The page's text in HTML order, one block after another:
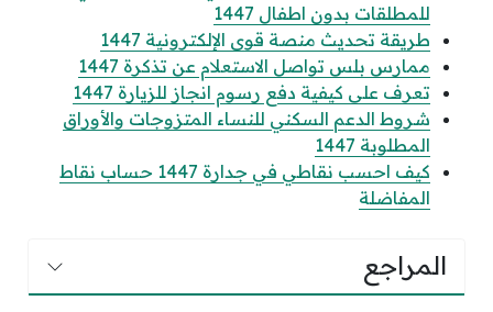
للمطلقات بدون اطفال 1447
طريقة تحديث منصة قوى الإلكترونية 1447
ممارس بلس تواصل الاستعلام عن تذكرة 1447
تعرف على كيفية دفع رسوم انجاز للزيارة 1447
شروط الدعم السكني للنساء المتزوجات والأوراق
المطلوبة 1447
كيف احسب نقاطي في جدارة 1447 حساب نقاط
المفاضلة
المراجع